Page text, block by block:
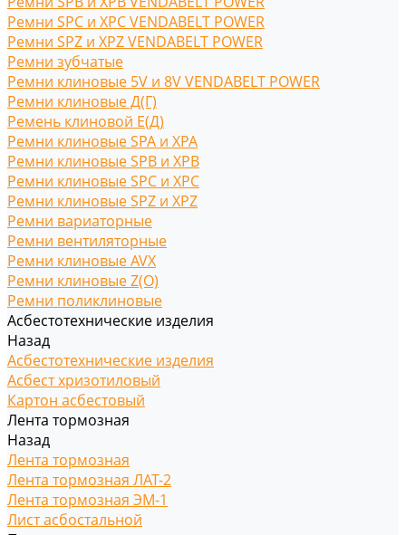
Ремни SPC и XPC VENDABELT POWER
Ремни SPZ и XPZ VENDABELT POWER
Ремни зубчатые
Ремни клиновые 5V и 8V VENDABELT POWER
Ремни клиновые Д(Г)
Ремень клиновой Е(Д)
Ремни клиновые SPA и XPA
Ремни клиновые SPB и XPB
Ремни клиновые SPC и XPC
Ремни клиновые SPZ и XPZ
Ремни вариаторные
Ремни вентиляторные
Ремни клиновые AVX
Ремни клиновые Z(O)
Ремни поликлиновые
Асбестотехнические изделия
Назад
Асбестотехнические изделия
Асбест хризотиловый
Картон асбестовый
Лента тормозная
Назад
Лента тормозная
Лента тормозная ЛАТ-2
Лента тормозная ЭМ-1
Лист асбостальной